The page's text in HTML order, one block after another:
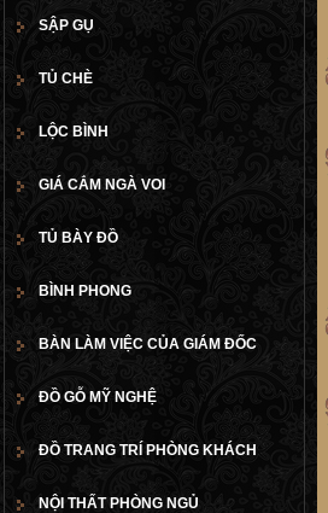
SẬP GỤ
TỦ CHÈ
LỘC BÌNH
GIÁ CẮM NGÀ VOI
TỦ BÀY ĐỒ
BÌNH PHONG
BÀN LÀM VIỆC CỦA GIÁM ĐỐC
ĐỒ GỖ MỸ NGHỆ
ĐỒ TRANG TRÍ PHÒNG KHÁCH
NỘI THẤT PHÒNG NGỦ